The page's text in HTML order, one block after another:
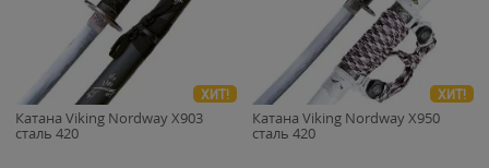
ХИТ!
Катана Viking Nordway X903
сталь 420
ХИТ!
Катана Viking Nordway X950
сталь 420